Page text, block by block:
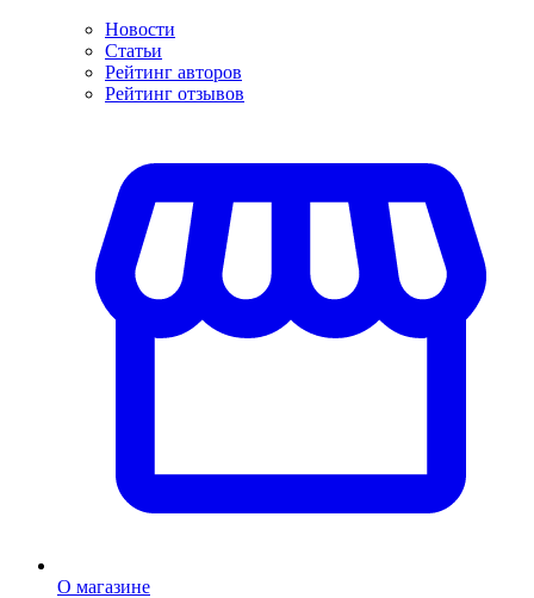
Новости
Статьи
Рейтинг авторов
Рейтинг отзывов
О магазине